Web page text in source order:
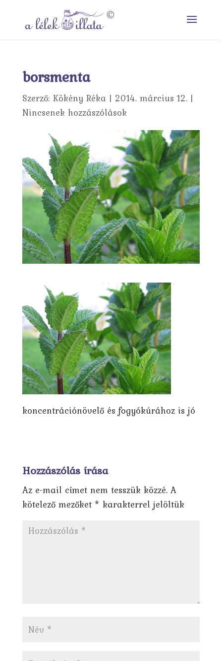
borsmenta
Szerző: Kökény Réka | 2014. március 12.|
Nincsenek hozzászólások
koncentrációnövelő és fogyókúrához is jó
Hozzászólás írása
Az e-mail címet nem tesszük közzé. A
kötelező mezőket * karakterrel jelöltük